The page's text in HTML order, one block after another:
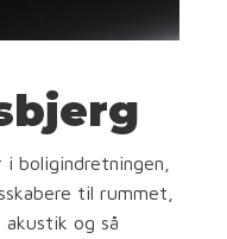
boligindretningen,
til rummet,
og så